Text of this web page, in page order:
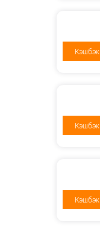
Кэшбэк
Кэшбэк
Кэшбэк